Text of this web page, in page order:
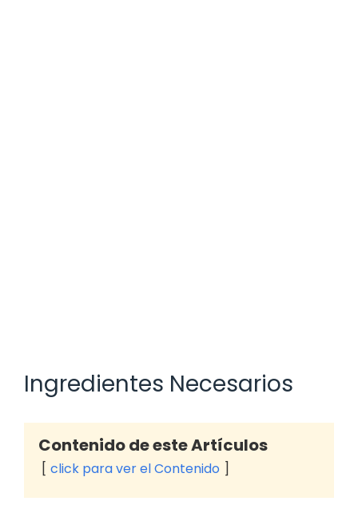
Ingredientes Necesarios
Contenido de este Artículos
click para ver el Contenido